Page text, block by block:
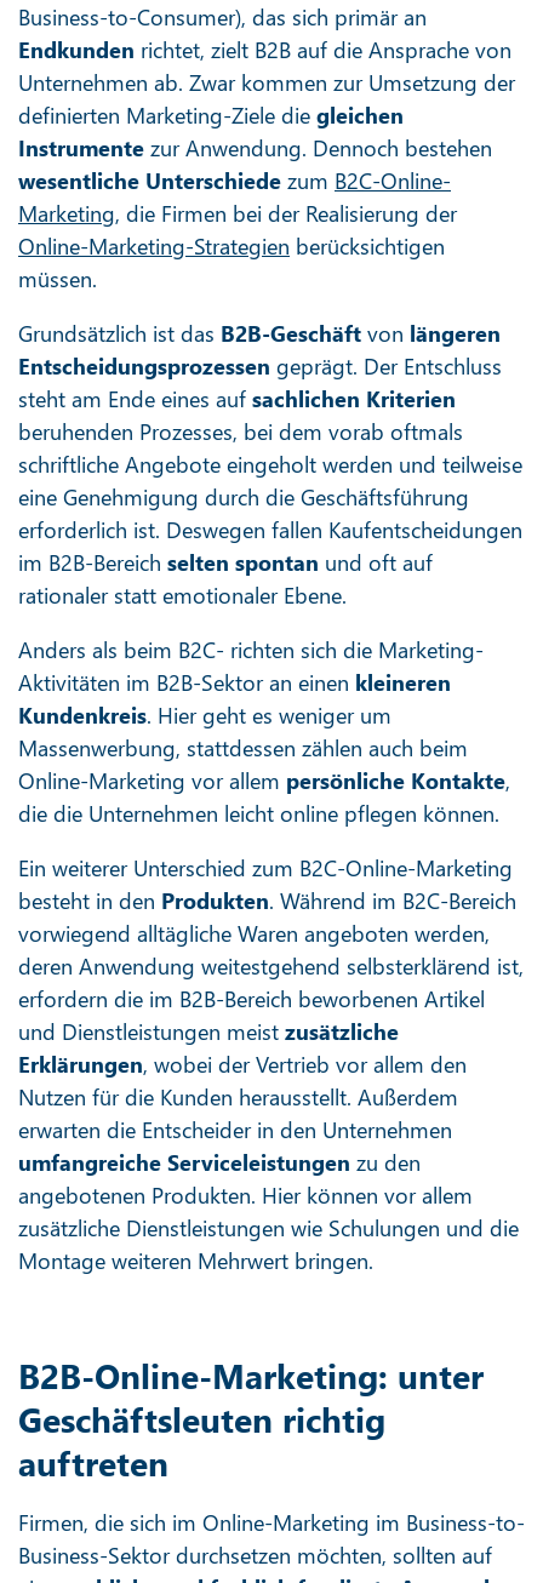
Business-to-Consumer), das sich primär an
Endkunden richtet, zielt B2B auf die Ansprache von
Unternehmen ab. Zwar kommen zur Umsetzung der
definierten Marketing-Ziele die gleichen
Instrumente zur Anwendung. Dennoch bestehen
wesentliche Unterschiede zum B2C-Online-
Marketing, die Firmen bei der Realisierung der
Online-Marketing-Strategien berücksichtigen
müssen.
Grundsätzlich ist das B2B-Geschäft von längeren
Entscheidungsprozessen geprägt. Der Entschluss
steht am Ende eines auf sachlichen Kriterien
beruhenden Prozesses, bei dem vorab oftmals
schriftliche Angebote eingeholt werden und teilweise
eine Genehmigung durch die Geschäftsführung
erforderlich ist. Deswegen fallen Kaufentscheidungen
im B2B-Bereich selten spontan und oft auf
rationaler statt emotionaler Ebene.
Anders als beim B2C- richten sich die Marketing-
Aktivitäten im B2B-Sektor an einen kleineren
Kundenkreis. Hier geht es weniger um
Massenwerbung, stattdessen zählen auch beim
Online-Marketing vor allem persönliche Kontakte,
die die Unternehmen leicht online pflegen können.
Ein weiterer Unterschied zum B2C-Online-Marketing
besteht in den Produkten. Während im B2C-Bereich
vorwiegend alltägliche Waren angeboten werden,
deren Anwendung weitestgehend selbsterklärend ist,
erfordern die im B2B-Bereich beworbenen Artikel
und Dienstleistungen meist zusätzliche
Erklärungen, wobei der Vertrieb vor allem den
Nutzen für die Kunden herausstellt. Außerdem
erwarten die Entscheider in den Unternehmen
umfangreiche Serviceleistungen zu den
angebotenen Produkten. Hier können vor allem
zusätzliche Dienstleistungen wie Schulungen und die
Montage weiteren Mehrwert bringen.
B2B-Online-Marketing: unter
Geschäftsleuten richtig
auftreten
Firmen, die sich im Online-Marketing im Business-to-
Business-Sektor durchsetzen möchten, sollten auf